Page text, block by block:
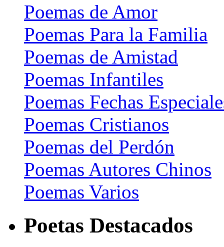
Poemas de Amor
Poemas Para la Familia
Poemas de Amistad
Poemas Infantiles
Poemas Fechas
Poemas Cristianos
Poemas del Perdón
Poemas Autores Chinos
Poemas Varios
Poetas Destacados